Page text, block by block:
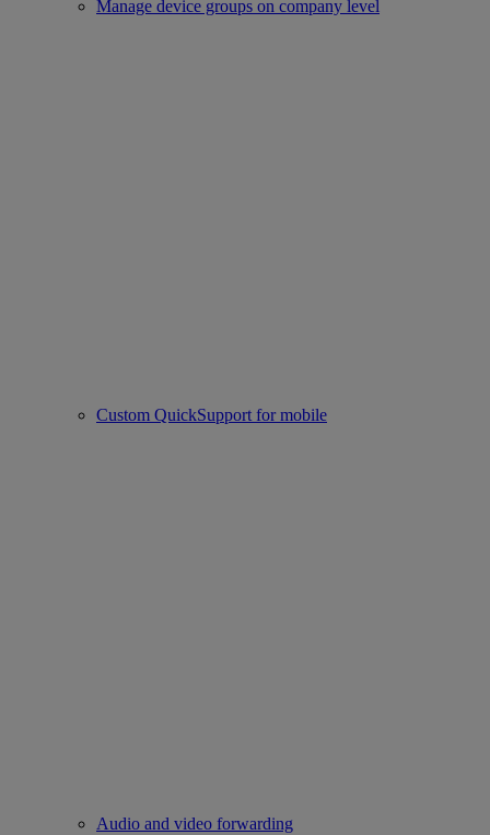
Manage device groups on company level
Custom QuickSupport for mobile
Audio and video forwarding